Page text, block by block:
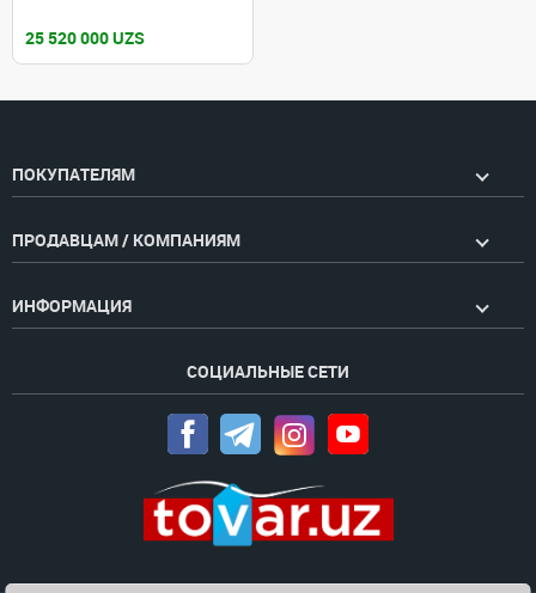
25 520 000 UZS
ПОКУПАТЕЛЯМ
ПРОДАВЦАМ / КОМПАНИЯМ
ИНФОРМАЦИЯ
СОЦИАЛЬНЫЕ СЕТИ